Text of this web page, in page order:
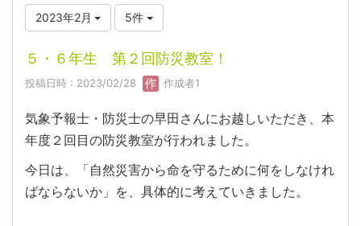
2023年2月 5件
５・６年生 第２回防災教室！
投稿日時 : 2023/02/28 作成者1
気象予報士・防災士の早田さんにお越しいただき、本
年度２回目の防災教室が行われました。
今日は、「自然災害から命を守るために何をしなけれ
ばならないか」を、具体的に考えていきました。